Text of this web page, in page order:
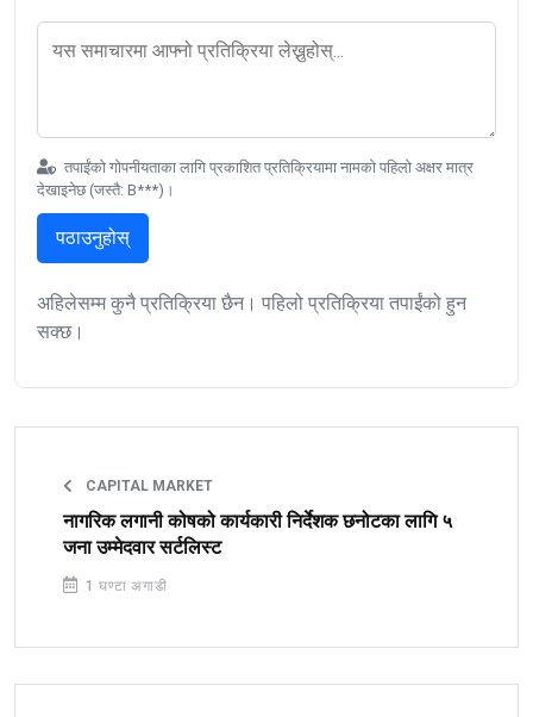
तपाईंको गोपनीयताका लागि प्रकाशित प्रतिक्रियामा नामको पहिलो अक्षर मात्र
देखाइनेछ (जस्तै: B***)।
पठाउनुहोस्
अहिलेसम्म कुनै प्रतिक्रिया छैन। पहिलो प्रतिक्रिया तपाईंको हुन
सक्छ।
CAPITAL MARKET
नागरिक लगानी कोषको कार्यकारी निर्देशक छनोटका लागि ५
जना उम्मेदवार सर्टलिस्ट
1 घण्टा अगाडी